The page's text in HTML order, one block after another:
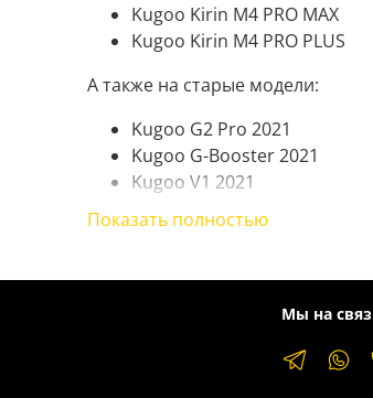
Kugoo Kirin M4 PRO MAX
Kugoo Kirin M4 PRO PLUS
А также на старые модели:
Kugoo G2 Pro 2021
Kugoo G-Booster 2021
Kugoo V1 2021
Колодки для TONGLI‑01, Tolids /
· Kugoo Kirin M4 PRO MAX
Показать полностью
Мы на